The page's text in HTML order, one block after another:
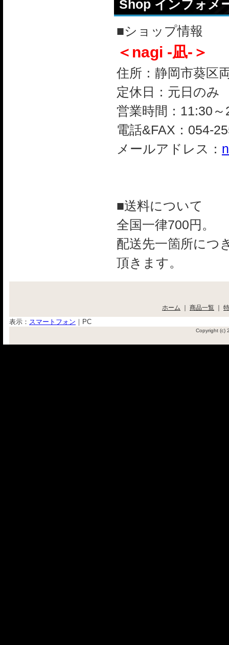
Shop インフォメ
■ショップ情報
＜nagi -凪-＞
住所：静岡市葵区
定休日：元日のみ
営業時間：11:30～
電話&FAX：054-
メールアドレス：
■送料について
全国一律700円。
配送先一箇所につ
頂きます。
ホーム ｜ 商品一覧 ｜
表示： スマートフォン ｜ PC
Copyright (c)